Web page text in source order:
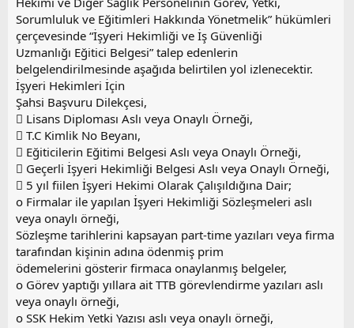
Sorumluluk ve Eğitimleri Hakkında Yönetmelik” hükümleri
çerçevesinde “İşyeri Hekimliği ve İş Güvenliği
Uzmanlığı Eğitici Belgesi” talep edenlerin
belgelendirilmesinde aşağıda belirtilen yol izlenecektir.
İşyeri Hekimleri İçin
Şahsi Başvuru Dilekçesi,
 Lisans Diploması Aslı veya Onaylı Örneği,
 T.C Kimlik No Beyanı,
 Eğiticilerin Eğitimi Belgesi Aslı veya Onaylı Örneği,
 Geçerli İşyeri Hekimliği Belgesi Aslı veya Onaylı Örneği,
 5 yıl fiilen İşyeri Hekimi Olarak Çalışıldığına Dair;
o Firmalar ile yapılan İşyeri Hekimliği Sözleşmeleri aslı
veya onaylı örneği,
Sözleşme tarihlerini kapsayan part-time yazıları veya firma
tarafından kişinin adına ödenmiş prim
ödemelerini gösterir firmaca onaylanmış belgeler,
o Görev yaptığı yıllara ait TTB görevlendirme yazıları aslı
veya onaylı örneği,
o SSK Hekim Yetki Yazısı aslı veya onaylı örneği,